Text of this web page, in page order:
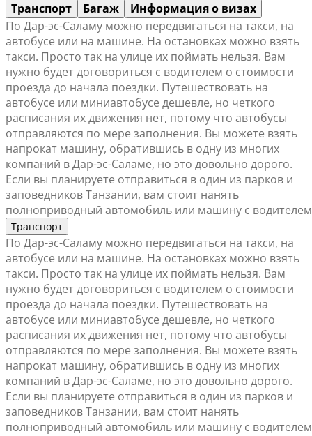
Транспорт Багаж
Информация о визах
По Дар-эс-Саламу можно передвигаться на такси, на
автобусе или на машине. На остановках можно взять
такси. Просто так на улице их поймать нельзя. Вам
нужно будет договориться с водителем о стоимости
проезда до начала поездки. Путешествовать на
автобусе или миниавтобусе дешевле, но четкого
расписания их движения нет, потому что автобусы
отправляются по мере заполнения. Вы можете взять
напрокат машину, обратившись в одну из многих
компаний в Дар-эс-Саламе, но это довольно дорого.
Если вы планируете отправиться в один из парков и
заповедников Танзании, вам стоит нанять
полноприводный автомобиль или машину с
Транспорт
По Дар-эс-Саламу можно передвигаться на такси, на
автобусе или на машине. На остановках можно взять
такси. Просто так на улице их поймать нельзя. Вам
нужно будет договориться с водителем о стоимости
проезда до начала поездки. Путешествовать на
автобусе или миниавтобусе дешевле, но четкого
расписания их движения нет, потому что автобусы
отправляются по мере заполнения. Вы можете взять
напрокат машину, обратившись в одну из многих
компаний в Дар-эс-Саламе, но это довольно дорого.
Если вы планируете отправиться в один из парков и
заповедников Танзании, вам стоит нанять
полноприводный автомобиль или машину с